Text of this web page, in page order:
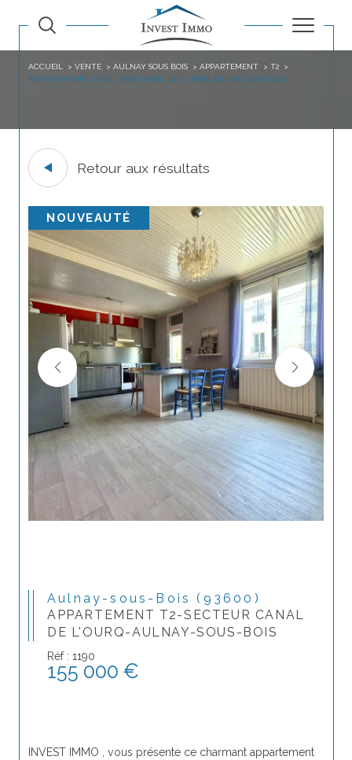
ACCUEIL VENTE AULNAY SOUS BOIS APPARTEMENT
T2
APPARTEMENT T2 SECTEUR CANAL DE L OURQ AULNAY SOUS BOIS
Retour aux résultats
NOUVEAUTÉ
Aulnay-sous-Bois (93600)
APPARTEMENT T2-SECTEUR CANAL
DE L'OURQ-AULNAY-SOUS-BOIS
Réf : 1190
155 000 €
INVEST IMMO , vous présente ce charmant appartement